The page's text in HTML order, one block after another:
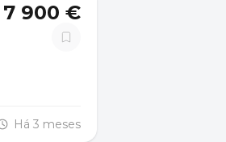
7 900 €
Há 3 meses